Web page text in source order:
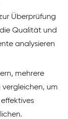
Überprüfung
Qualität und
analysieren
mehrere
um